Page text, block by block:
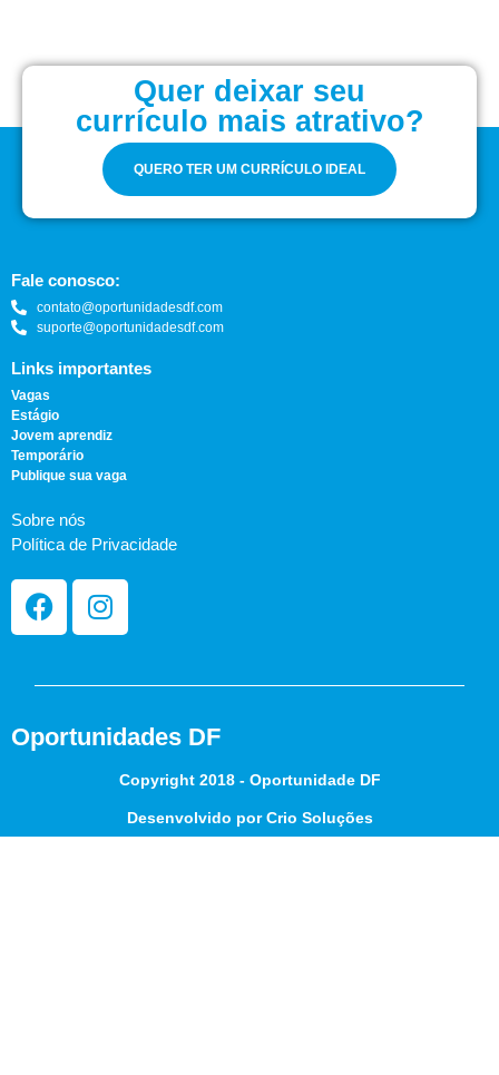
Quer deixar seu
currículo mais atrativo?
QUERO TER UM CURRÍCULO IDEAL
Fale conosco:
contato@oportunidadesdf.com
suporte@oportunidadesdf.com
Links importantes
Vagas
Estágio
Jovem aprendiz
Temporário
Publique sua vaga
Sobre nós
Política de Privacidade
Oportunidades DF
Copyright 2018 - Oportunidade DF
Desenvolvido por Crio Soluções